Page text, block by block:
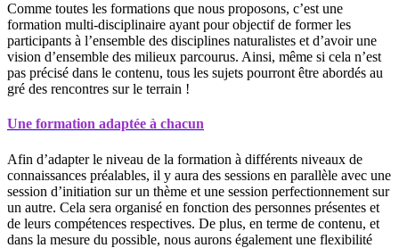
Comme toutes les formations que nous proposons, c’est une
formation multi-disciplinaire ayant pour objectif de former les
participants à l’ensemble des disciplines naturalistes et d’avoir une
vision d’ensemble des milieux parcourus. Ainsi, même si cela n’est
pas précisé dans le contenu, tous les sujets pourront être abordés au
gré des rencontres sur le terrain !
Une formation adaptée à chacun
Afin d’adapter le niveau de la formation à différents niveaux de
connaissances préalables, il y aura des sessions en parallèle avec une
session d’initiation sur un thème et une session perfectionnement sur
un autre. Cela sera organisé en fonction des personnes présentes et
de leurs compétences respectives. De plus, en terme de contenu, et
dans la mesure du possible, nous aurons également une flexibilité